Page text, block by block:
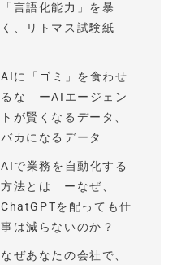
「言語化能力」を暴
く、リトマス試験紙
AIに「ゴミ」を食わせ
るな ーAIエージェン
トが賢くなるデータ、
バカになるデータ
AIで業務を自動化する
方法とは ーなぜ、
ChatGPTを配っても仕
事は減らないのか？
なぜあなたの会社で、